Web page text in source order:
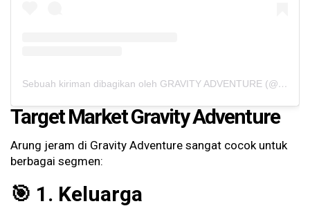
Sebuah kiriman dibagikan oleh GRAVITY ADVENTURE (@gravity_outbound)
Target Market Gravity Adventure
Arung jeram di Gravity Adventure sangat cocok untuk
berbagai segmen:
🎯 1. Keluarga